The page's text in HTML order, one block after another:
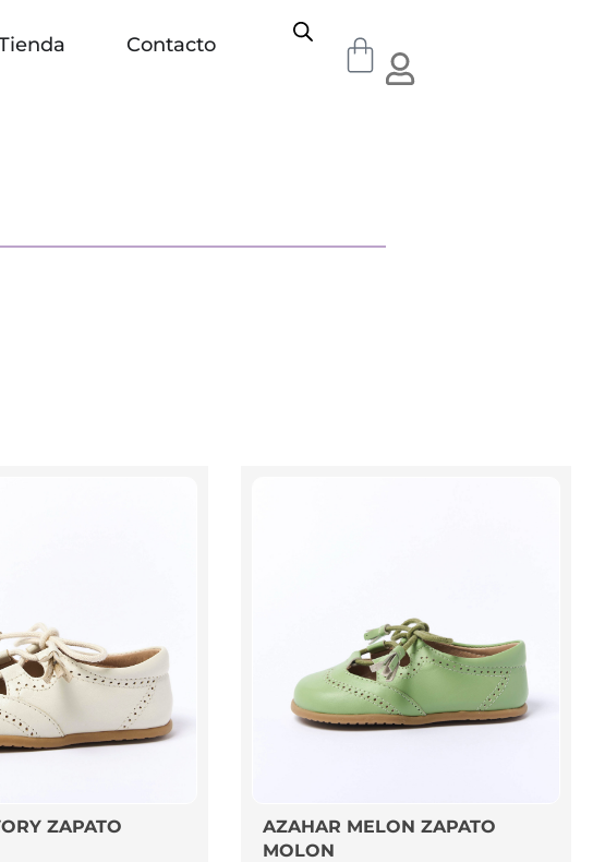
Contacto
ZAPATO
AZAHAR MELON ZAPATO
MOLON